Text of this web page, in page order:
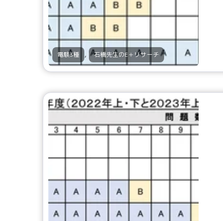
電験3種 , 石橋先生のE＋リサーチ